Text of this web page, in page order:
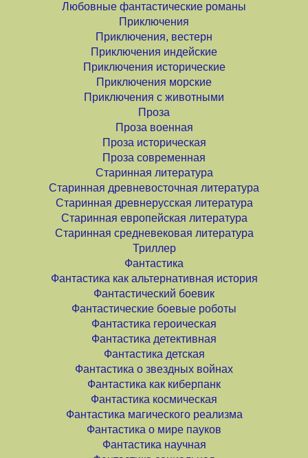
Любовные фантастические романы
Приключения
Приключения, вестерн
Приключения индейские
Приключения исторические
Приключения морские
Приключения с животными
Проза
Проза военная
Проза историческая
Проза современная
Старинная литература
Старинная древневосточная литература
Старинная древнерусская литература
Старинная европейская литература
Старинная средневековая литература
Триллер
Фантастика
Фантастика как альтернативная история
Фантастический боевик
Фантастические боевые роботы
Фантастика героическая
Фантастика детективная
Фантастика детская
Фантастика о звездных войнах
Фантастика как киберпанк
Фантастика космическая
Фантастика магического реализма
Фантастика о мире пауков
Фантастика научная